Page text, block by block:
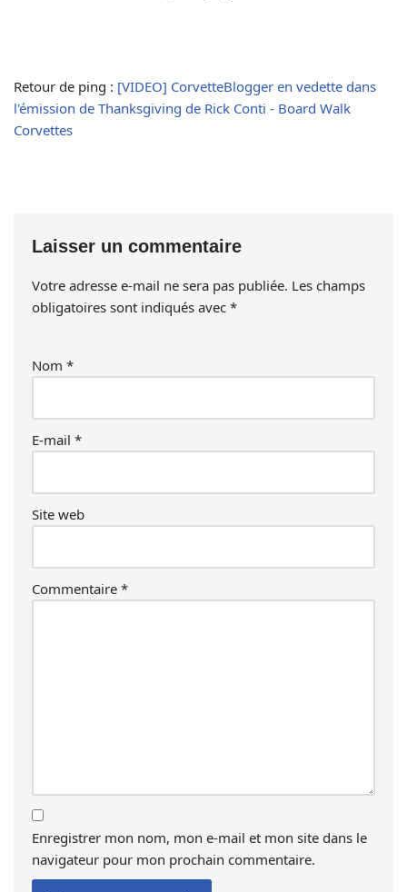
Retour de ping : [VIDEO] CorvetteBlogger en vedette dans
l'émission de Thanksgiving de Rick Conti - Board Walk
Corvettes
Laisser un commentaire
Votre adresse e-mail ne sera pas publiée. Les champs
obligatoires sont indiqués avec *
Nom *
E-mail *
Site web
Commentaire *
Enregistrer mon nom, mon e-mail et mon site dans le
navigateur pour mon prochain commentaire.